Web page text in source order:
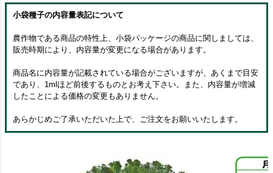
小袋種子の内容量表記について
農作物である商品の特性上、小袋パッケージの商品に関しましては、
販売時期により、内容量が変更になる場合があります。
商品名に内容量が記載されている場合がございますが、あくまで目安
であり、1mlほど前後するものとお考え下さい。また、内容量が増減
したことによる価格の変更もありません。
あらかじめご了承いただいた上で、ご注文をお願いいたします。